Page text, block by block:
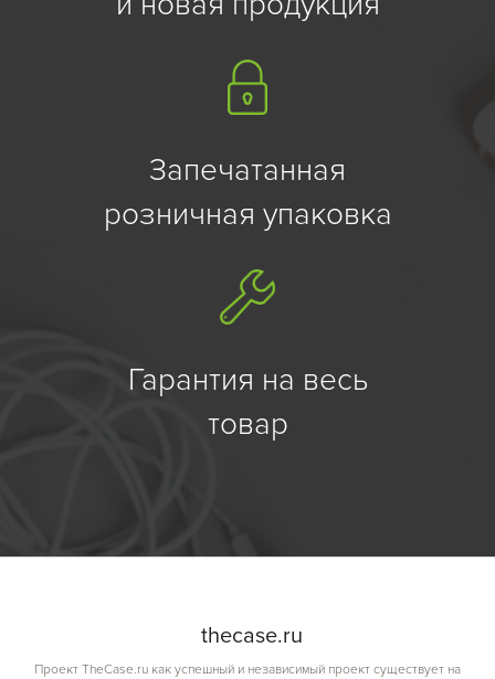
Запечатанная
розничная упаковка
Гарантия на весь
товар
thecase.ru
Проект TheCase.ru как успешный и независимый проект существует на